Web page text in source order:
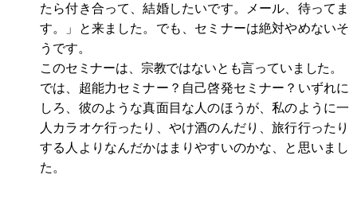
たら付き合って、結婚したいです。メール、待ってま
す。」と来ました。でも、セミナーは絶対やめないそ
うです。
このセミナーは、宗教ではないとも言っていました。
では、超能力セミナー？自己啓発セミナー？いずれに
しろ、彼のような真面目な人のほうが、私のように一
人カラオケ行ったり、やけ酒のんだり、旅行行ったり
する人よりなんだかはまりやすいのかな、と思いまし
た。